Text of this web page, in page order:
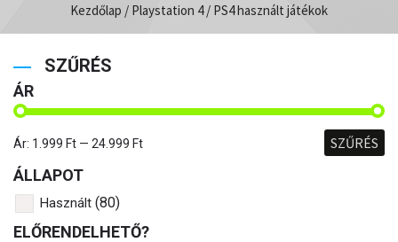
Kezdőlap / Playstation 4/ PS4 használt játékok
SZŰRÉS
ÁR
SZŰRÉS
Ár: 1.999 Ft — 24.999 Ft
ÁLLAPOT
Használt (80)
ELŐRENDELHETŐ?